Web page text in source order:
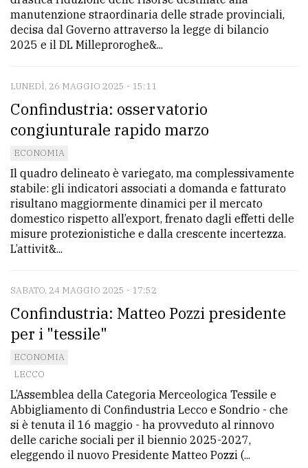
manutenzione straordinaria delle strade provinciali,
decisa dal Governo attraverso la legge di bilancio
2025 e il DL Milleproroghe&...
LUNEDÌ, 26 MAGGIO 2025 - 15:11
Confindustria: osservatorio
congiunturale rapido marzo
ECONOMIA
Il quadro delineato è variegato, ma complessivamente
stabile: gli indicatori associati a domanda e fatturato
risultano maggiormente dinamici per il mercato
domestico rispetto all’export, frenato dagli effetti delle
misure protezionistiche e dalla crescente incertezza.
L’attivit&...
SABATO, 24 MAGGIO 2025 - 17:52
Confindustria: Matteo Pozzi presidente
per i "tessile"
ECONOMIA
LECCO
L’Assemblea della Categoria Merceologica Tessile e
Abbigliamento di Confindustria Lecco e Sondrio - che
si è tenuta il 16 maggio - ha provveduto al rinnovo
delle cariche sociali per il biennio 2025-2027,
eleggendo il nuovo Presidente Matteo Pozzi (...